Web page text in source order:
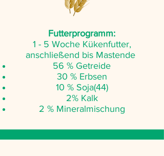
Futterprogramm:
1 - 5 Woche Kükenfutter,
anschließend bis Mastende
56 % Getreide
30 % Erbsen
10 % Soja(44)
2% Kalk
2 % Mineralmischung